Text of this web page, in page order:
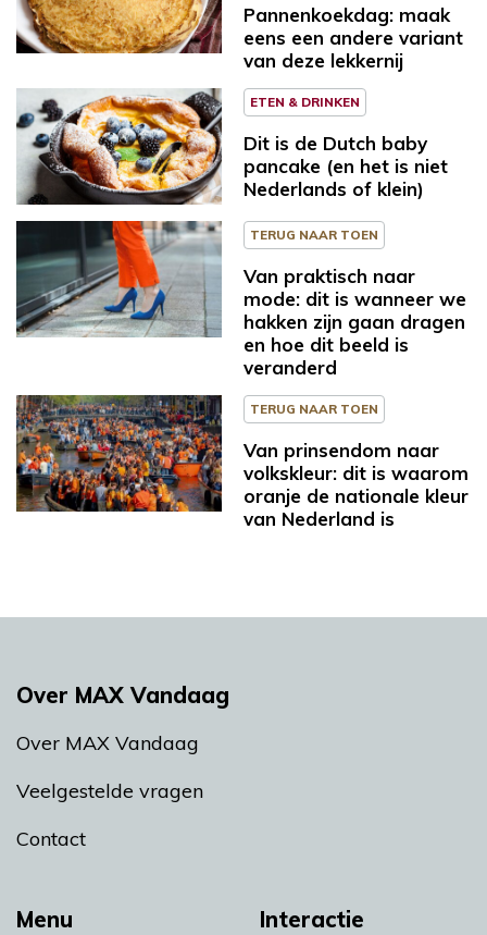
Pannenkoekdag: maak
eens een andere variant
van deze lekkernij
ETEN & DRINKEN
Dit is de Dutch baby
pancake (en het is niet
Nederlands of klein)
TERUG NAAR TOEN
Van praktisch naar
mode: dit is wanneer we
hakken zijn gaan dragen
en hoe dit beeld is
veranderd
TERUG NAAR TOEN
Van prinsendom naar
volkskleur: dit is waarom
oranje de nationale kleur
van Nederland is
Menu Interactie
Over MAX Vandaag
Over MAX Vandaag
Veelgestelde vragen
Contact